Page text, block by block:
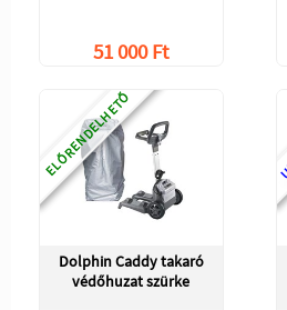
51 000 Ft
ELŐRENDELHETŐ
Dolphin Caddy takaró
védőhuzat szürke